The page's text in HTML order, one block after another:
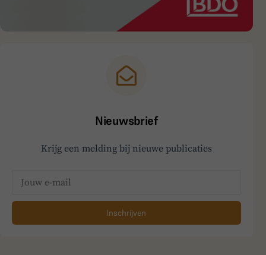
Nieuwsbrief
Krijg een melding bij nieuwe publicaties
Inschrijven